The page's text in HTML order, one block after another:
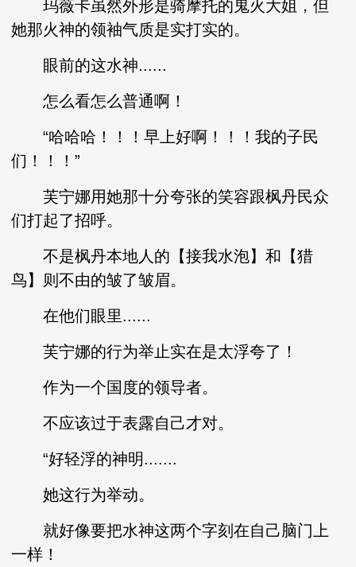
玛薇卡虽然外形是骑摩托的鬼火大姐，但
她那火神的领袖气质是实打实的。
眼前的这水神......
怎么看怎么普通啊！
“哈哈哈！！！早上好啊！！！我的子民
们！！！”
芙宁娜用她那十分夸张的笑容跟枫丹民众
们打起了招呼。
不是枫丹本地人的【接我水泡】和【猎
鸟】则不由的皱了皱眉。
在他们眼里......
芙宁娜的行为举止实在是太浮夸了！
作为一个国度的领导者。
不应该过于表露自己才对。
“好轻浮的神明.......
她这行为举动。
就好像要把水神这两个字刻在自己脑门上
一样！